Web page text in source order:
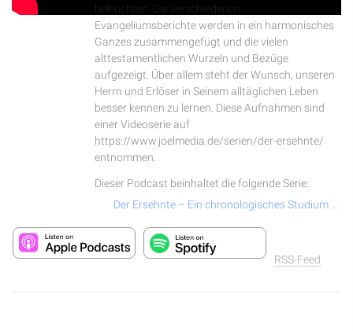
beleuchten. Die verschiedenen
Evangeliumsberichte werden in ein harmonisches
Ganzes zusammengefügt und die vielen
alttestamentlichen Wurzeln und Bezüge
aufgezeigt. Über allem steht der Wunsch, unseren
Herrn und Erlöser in Seinem alltäglichen Leben
besser kennen zu lernen. Diese Aufnahmen sind
einer Videoserie auf
https://www.joelmedia.de/serien/der-ersehnte/
entnommen.
Dieser Podcast beinhaltet die folgende Serie:
RSS-Feed